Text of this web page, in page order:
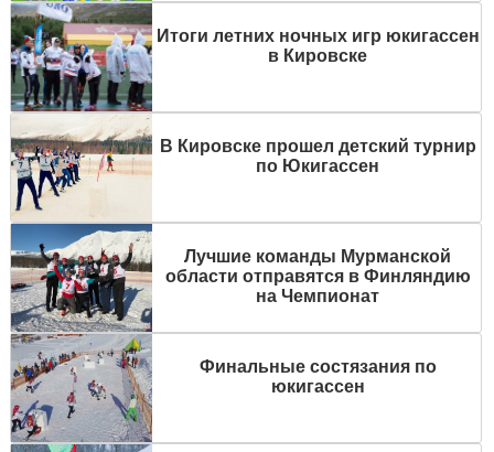
Итоги летних ночных игр юкигассен
в Кировске
В Кировске прошел детский турнир
по Юкигассен
Лучшие команды Мурманской
области отправятся в Финляндию
на Чемпионат
Финальные состязания по
юкигассен